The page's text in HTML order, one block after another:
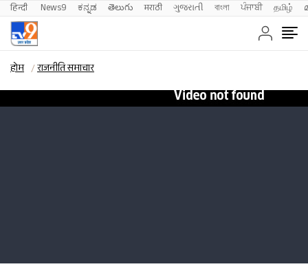
हिन्दी News9 ಕನ್ನಡ తెలుగు मराठी ગુજરાતી বাংলা ਪੰਜਾਬੀ தமிழ்
होम राजनीति समाचार